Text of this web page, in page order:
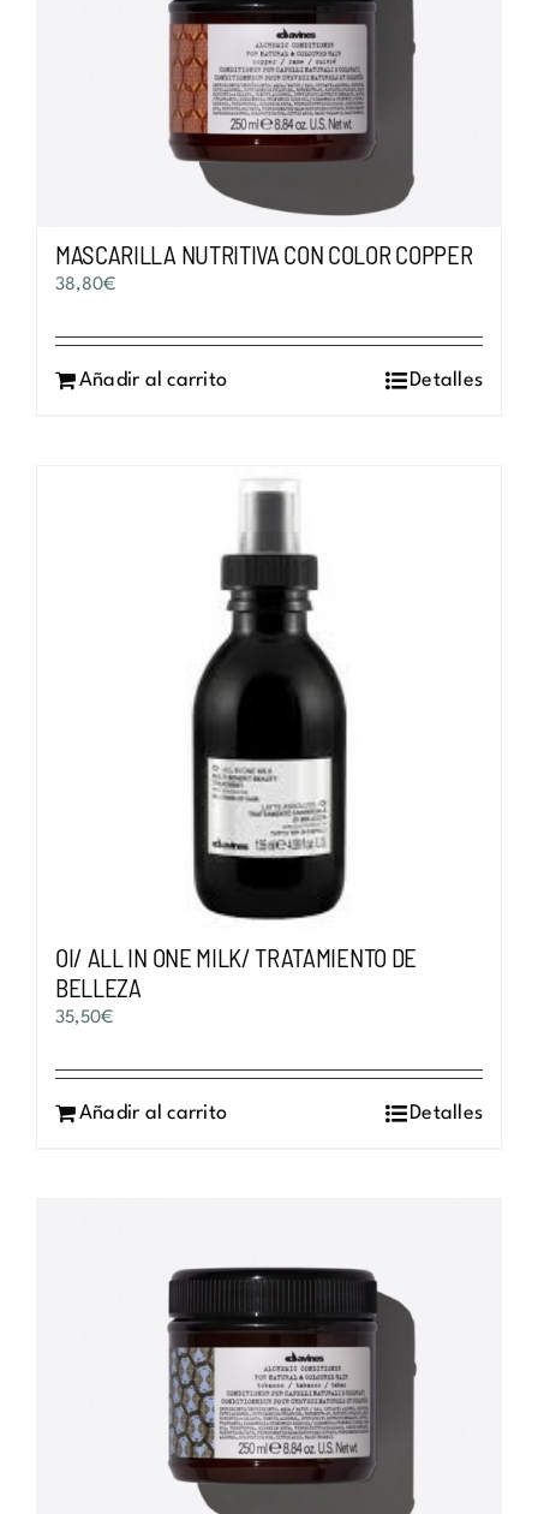
MASCARILLA NUTRITIVA CON COLOR COPPER
38,80€
Añadir al carrito Detalles
OI/ ALL IN ONE MILK/ TRATAMIENTO DE
BELLEZA
35,50€
Añadir al carrito Detalles